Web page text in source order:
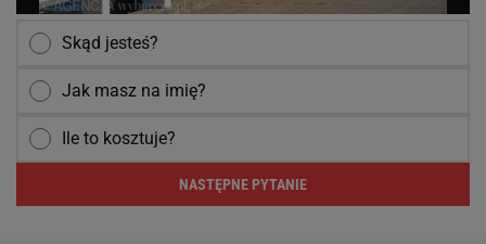
Skąd jesteś?
Jak masz na imię?
Ile to kosztuje?
NASTĘPNE PYTANIE